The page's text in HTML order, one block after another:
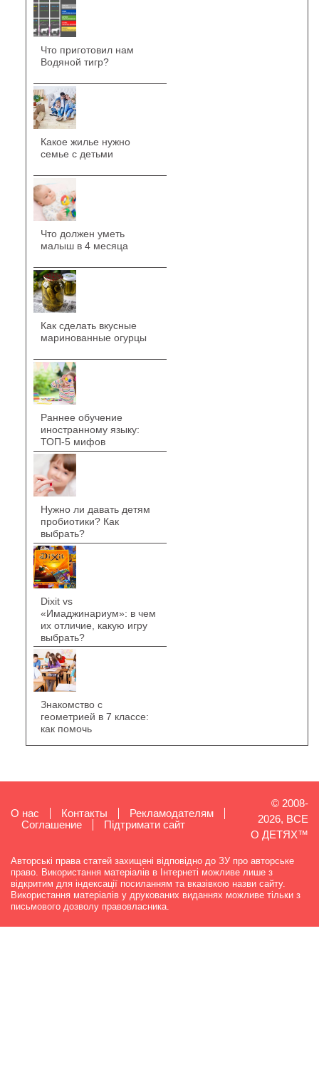
Что приготовил нам
Водяной тигр?
Какое жилье нужно
семье с детьми
Что должен уметь
малыш в 4 месяца
Как сделать вкусные
маринованные огурцы
Раннее обучение
иностранному языку:
ТОП-5 мифов
Нужно ли давать детям
пробиотики? Как
выбрать?
Dixit vs
«Имаджинариум»: в чем
их отличие, какую игру
выбрать?
Знакомство с
геометрией в 7 классе:
как помочь
О нас Контакты
Рекламодателям
Cоглашение
Підтримати сайт
© 2008-
2026, ВСЕ
О ДЕТЯХ™
Авторські права статей захищені відповідно до ЗУ про авторське
право. Використання матеріалів в Інтернеті можливе лише з
відкритим для індексації посиланням та вказівкою назви сайту.
Використання матеріалів у друкованих виданнях можливе тільки з
письмового дозволу правовласника.